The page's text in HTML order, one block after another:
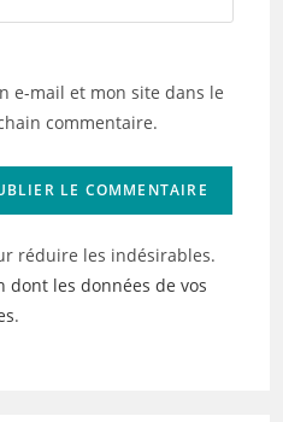
e-mail et mon site dans le
commentaire.
réduire les indésirables.
dont les données de vos
.